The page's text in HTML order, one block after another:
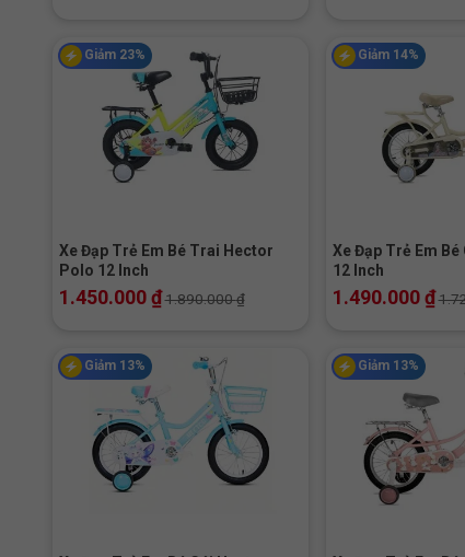
Giảm 23%
Xe Đạp Trẻ Em Bé Trai Hector
Polo 12 Inch
1.450.000₫1.890.000₫
Giảm 14%
Xe Đạp Trẻ Em Bé
12 Inch
1.490.000₫
Giảm 13% Giảm 13%